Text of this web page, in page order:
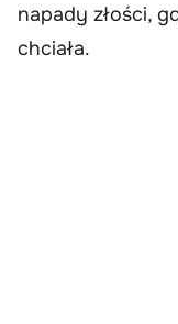
napady złości,
chciała.